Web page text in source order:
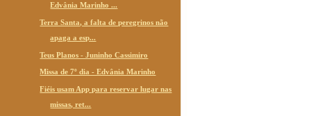
Edvânia Marinho ...
Terra Santa, a falta de peregrinos não
apaga a esp...
Teus Planos - Juninho Cassimiro
Missa de 7º dia - Edvânia Marinho
Fiéis usam App para reservar lugar nas
missas, ret...